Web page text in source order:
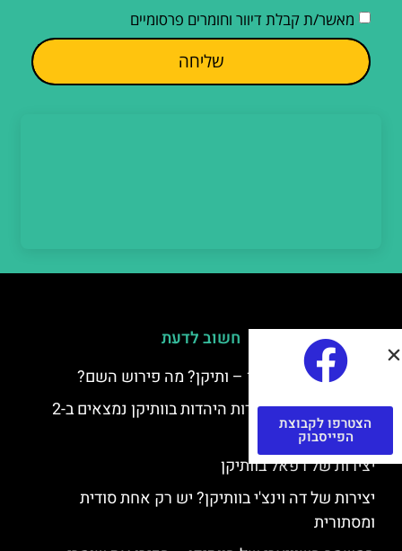
מאשר/ת קבלת דיוור וחומרים פרסומיים
שליחה
חשוב לדעת
למה קוראים לוותיקן – ותיקן? מה פירוש השם?
כתב יד ותיקן – אוצרות היהדות בוותיקן נמצאים ב-2
כתבי יד עתיקים
יצירות של רפאל בוותיקן
יצירות של דה וינצ'י בוותיקן? יש רק אחת סודית
ומסתורית
הצטרפו לקבוצת
הפייסבוק